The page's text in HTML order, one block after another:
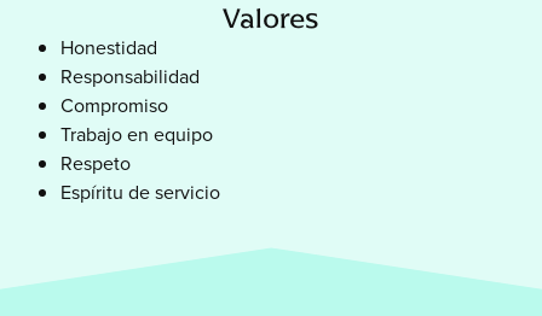
Valores
Honestidad
Responsabilidad
Compromiso
Trabajo en equipo
Respeto
Espíritu de servicio